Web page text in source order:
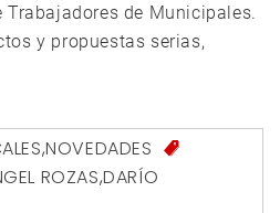
de Municipales.
y propuestas serias,
,NOVEDADES
ROZAS,DARÍO